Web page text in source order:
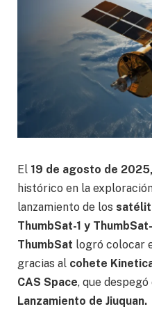
El 19 de agosto de
histórico en la
lanzamiento de los
ThumbSat-1 y
ThumbSat logró colocar
gracias al cohete
CAS Space, que despegó
Lanzamiento de Jiuquan.